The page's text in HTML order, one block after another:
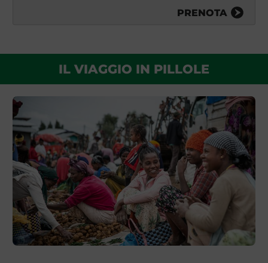
PRENOTA
IL VIAGGIO IN PILLOLE